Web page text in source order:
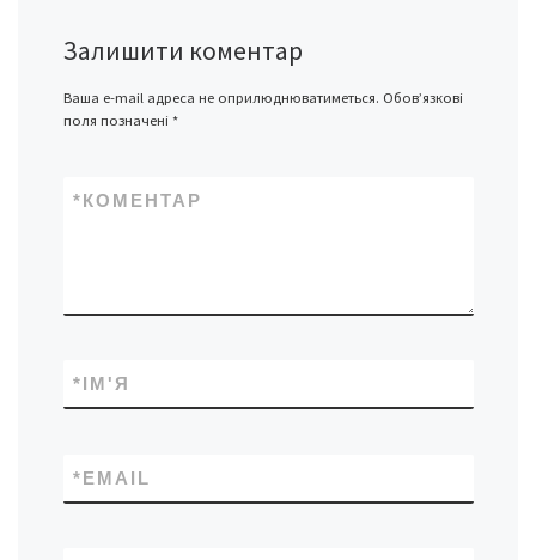
Залишити коментар
Ваша e-mail адреса не оприлюднюватиметься. Обов’язкові
поля позначені *
КОМЕНТАР
*
ІМ'Я
*
EMAIL
*